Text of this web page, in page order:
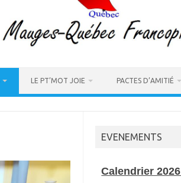
LE PT’MOT JOIE PACTES D’AMITIÉ
EVENEMENTS
Calendrier 2026